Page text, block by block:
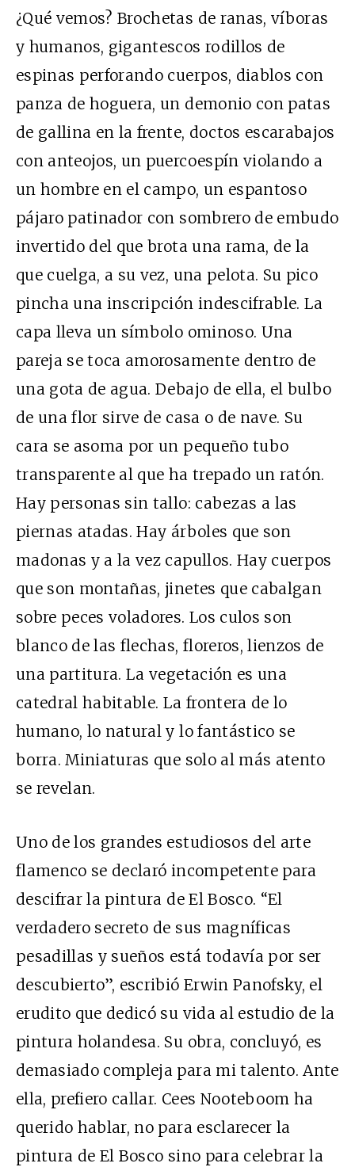
¿Qué vemos? Brochetas de ranas, víboras
y humanos, gigantescos rodillos de
espinas perforando cuerpos, diablos con
panza de hoguera, un demonio con patas
de gallina en la frente, doctos escarabajos
con anteojos, un puercoespín violando a
un hombre en el campo, un espantoso
pájaro patinador con sombrero de embudo
invertido del que brota una rama, de la
que cuelga, a su vez, una pelota. Su pico
pincha una inscripción indescifrable. La
capa lleva un símbolo ominoso. Una
pareja se toca amorosamente dentro de
una gota de agua. Debajo de ella, el bulbo
de una flor sirve de casa o de nave. Su
cara se asoma por un pequeño tubo
transparente al que ha trepado un ratón.
Hay personas sin tallo: cabezas a las
piernas atadas. Hay árboles que son
madonas y a la vez capullos. Hay cuerpos
que son montañas, jinetes que cabalgan
sobre peces voladores. Los culos son
blanco de las flechas, floreros, lienzos de
una partitura. La vegetación es una
catedral habitable. La frontera de lo
humano, lo natural y lo fantástico se
borra. Miniaturas que solo al más atento
se revelan.
Uno de los grandes estudiosos del arte
flamenco se declaró incompetente para
descifrar la pintura de El Bosco. “El
verdadero secreto de sus magníficas
pesadillas y sueños está todavía por ser
descubierto”, escribió Erwin Panofsky, el
erudito que dedicó su vida al estudio de la
pintura holandesa. Su obra, concluyó, es
demasiado compleja para mi talento. Ante
ella, prefiero callar. Cees Nooteboom ha
querido hablar, no para esclarecer la
pintura de El Bosco sino para celebrar la